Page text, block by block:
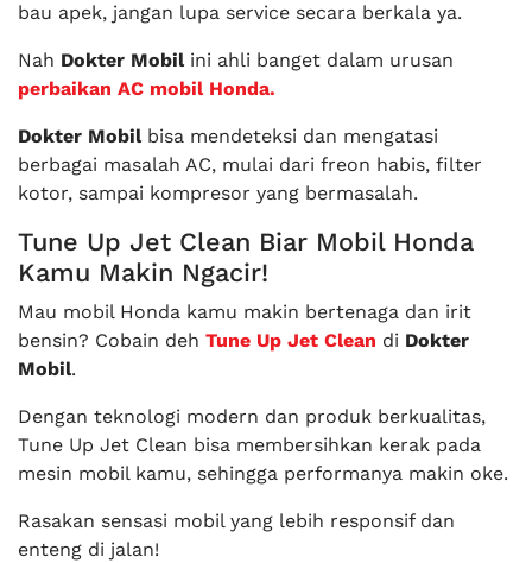
bau apek, jangan lupa service secara berkala ya.
Nah Dokter Mobilini ahli banget dalam urusan
perbaikan AC mobil Honda.
Dokter Mobilbisa mendeteksi dan mengatasi
berbagai masalah AC, mulai dari freon habis, filter
kotor, sampai kompresor yang bermasalah.
Tune Up Jet Clean Biar Mobil Honda
Kamu Makin Ngacir!
Mau mobil Honda kamu makin bertenaga dan irit
bensin? Cobain deh Tune Up Jet Clean di Dokter
Mobil.
Dengan teknologi modern dan produk berkualitas,
Tune Up Jet Clean bisa membersihkan kerak pada
mesin mobil kamu, sehingga performanya makin oke.
Rasakan sensasi mobil yang lebih responsif dan
enteng di jalan!